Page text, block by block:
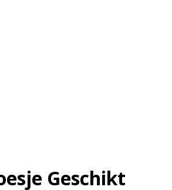
Geschikt